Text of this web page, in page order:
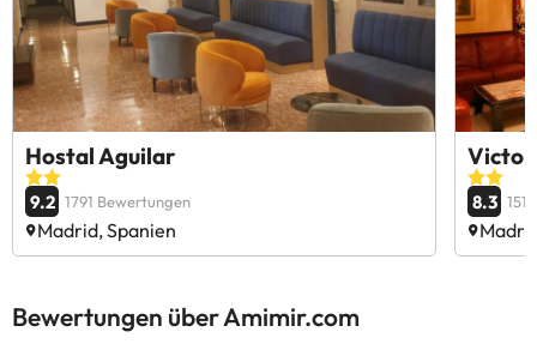
Hostal Aguilar
9.2 1791 Bewertungen
Madrid, Spanien
8.3
Bewertungen über Amimir.com